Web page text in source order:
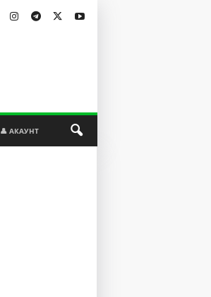
👤 АКАУНТ